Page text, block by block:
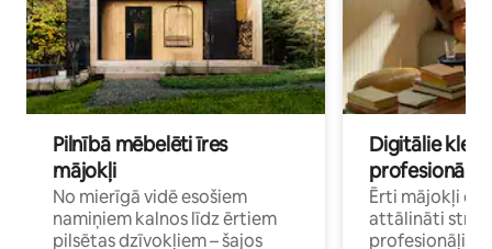
Pilnībā mēbelēti īres
mājokļi
No mierīgā vidē esošiem
namiņiem kalnos līdz ērtiem
pilsētas dzīvokļiem – šajos
Digitālie
profesionāļi
Ērti mājokļi
attālināti